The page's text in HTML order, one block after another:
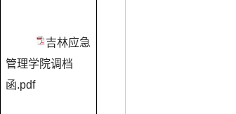
吉林应急
管理学院调档
函.pdf